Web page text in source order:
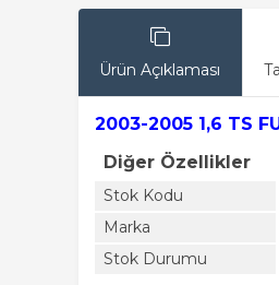
Ürün Açıklaması
2003-2005 1,6 TS
Diğer Özellikler
Stok Kodu
Marka
Stok Durumu